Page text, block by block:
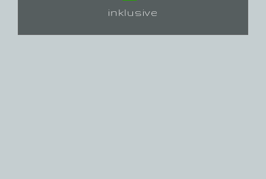
inklusive